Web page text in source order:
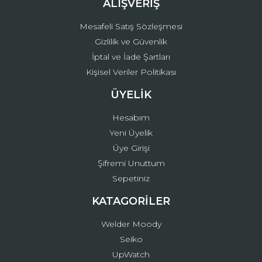
ALIŞVERİŞ
Mesafeli Satış Sözleşmesi
Gizlilik ve Güvenlik
İptal ve İade Şartları
Kişisel Veriler Politikası
ÜYELİK
Hesabım
Yeni Üyelik
Üye Girişi
Şifremi Unuttum
Sepetiniz
KATAGORİLER
Welder Moody
Seiko
UpWatch